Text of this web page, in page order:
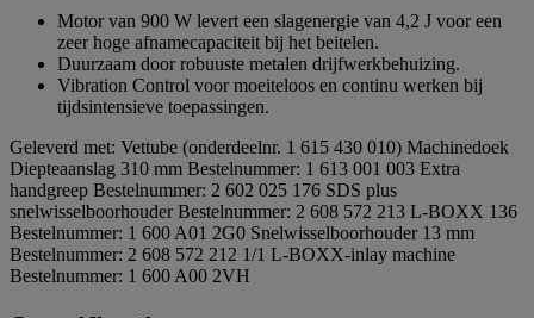
Motor van 900 W levert een slagenergie van 4,2 J voor een
zeer hoge afnamecapaciteit bij het beitelen.
Duurzaam door robuuste metalen drijfwerkbehuizing.
Vibration Control voor moeiteloos en continu werken bij
tijdsintensieve toepassingen.
Geleverd met: Vettube (onderdeelnr. 1 615 430 010) Machinedoek
Diepteaanslag 310 mm Bestelnummer: 1 613 001 003 Extra
handgreep Bestelnummer: 2 602 025 176 SDS plus
snelwisselboorhouder Bestelnummer: 2 608 572 213 L-BOXX 136
Bestelnummer: 1 600 A01 2G0 Snelwisselboorhouder 13 mm
Bestelnummer: 2 608 572 212 1/1 L-BOXX-inlay machine
Bestelnummer: 1 600 A00 2VH